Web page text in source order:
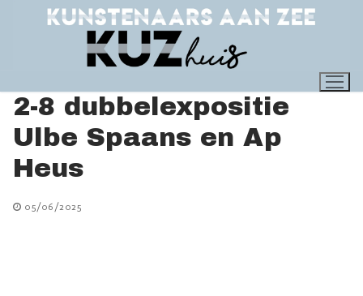
2-8 dubbelexpositie
Ulbe Spaans en Ap
Heus
05/06/2025